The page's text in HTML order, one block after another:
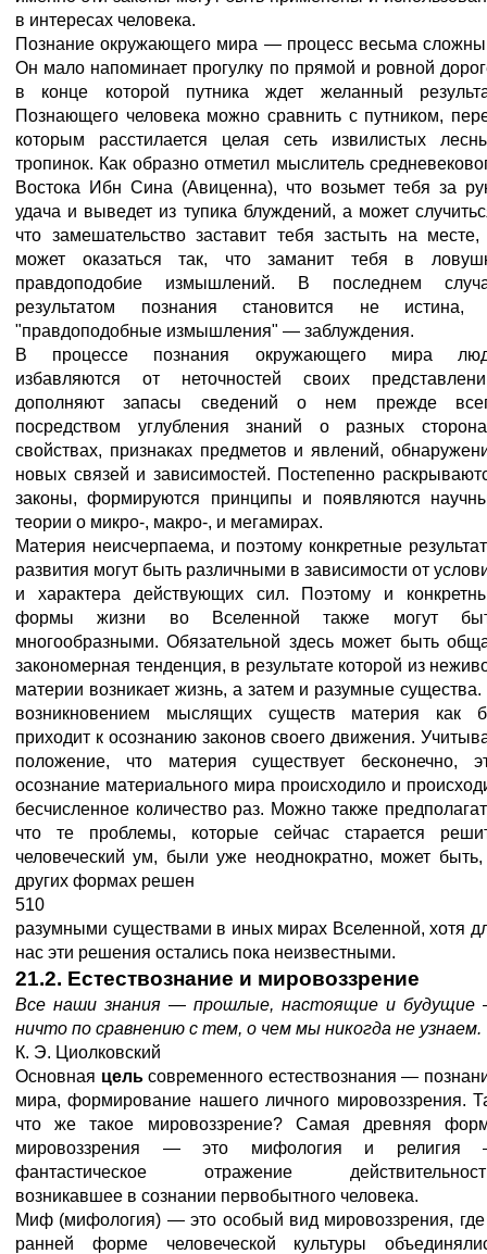
в интересах человека.
Познание окружающего мира — процесс весьма
Он мало напоминает прогулку по прямой и ровной
в конце которой путника ждет желанный
Познающего человека можно сравнить с путником,
которым расстилается целая сеть извилистых
тропинок. Как образно отметил мыслитель
Востока Ибн Сина (Авиценна), что возьмет тебя за
удача и выведет из тупика блуждений, а может
что замешательство заставит тебя застыть на
может оказаться так, что заманит тебя в
правдоподобие измышлений. В последнем
результатом познания становится не истина,
"правдоподобные измышления" — заблуждения.
В процессе познания окружающего мира
избавляются от неточностей своих
дополняют запасы сведений о нем прежде
посредством углубления знаний о разных
свойствах, признаках предметов и явлений,
новых связей и зависимостей. Постепенно
законы, формируются принципы и появляются
теории о микро-, макро-, и мегамирах.
Материя неисчерпаема, и поэтому конкретные
развития могут быть различными в зависимости от
и характера действующих сил. Поэтому и
формы жизни во Вселенной также могут
многообразными. Обязательной здесь может быть
закономерная тенденция, в результате которой из
материи возникает жизнь, а затем и разумные
возникновением мыслящих существ материя как
приходит к осознанию законов своего движения.
положение, что материя существует бесконечно,
осознание материального мира происходило и
бесчисленное количество раз. Можно также
что те проблемы, которые сейчас старается
человеческий ум, были уже неоднократно, может
других формах решен
510
разумными существами в иных мирах Вселенной, хотя
нас эти решения остались пока неизвестными.
21.2. Естествознание и мировоззрение
Все наши знания — прошлые, настоящие и будущие
ничто по сравнению с тем, о чем мы никогда не узнаем.
К. Э. Циолковский
Основная цельсовременного естествознания —
мира, формирование нашего личного мировоззрения.
что же такое мировоззрение? Самая древняя
мировоззрения — это мифология и религия
фантастическое отражение
возникавшее в сознании первобытного человека.
Миф (мифология) — это особый вид мировоззрения,
ранней форме человеческой культуры